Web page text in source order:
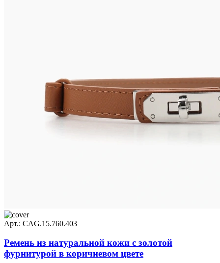
Арт.: CAG.15.760.403
Ремень из натуральной кожи с золотой
фурнитурой в коричневом цвете